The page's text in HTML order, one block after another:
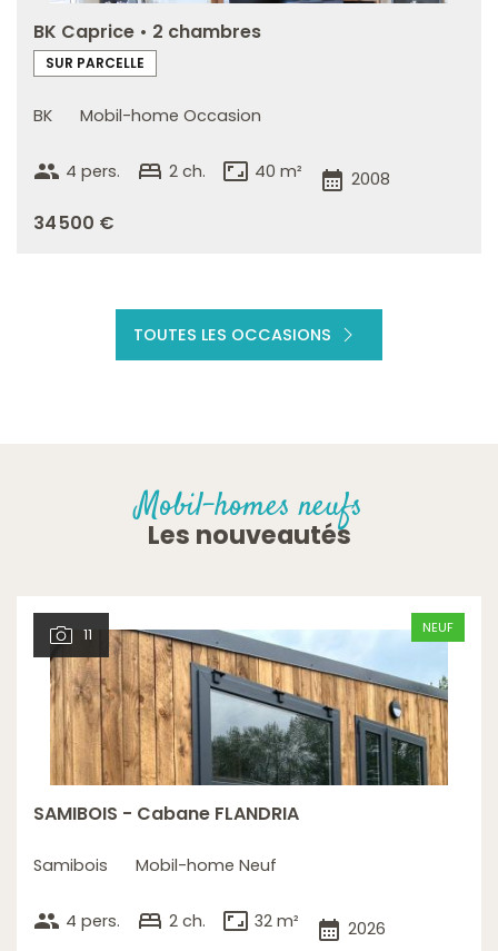
BK Caprice • 2 chambres
SUR PARCELLE
BK Mobil-home Occasion
group 4 pers. bed 2 ch. aspect_ratio 40 m² calendar_month 2008
34 500 €
TOUTES LES OCCASIONS
Mobil-homes neufs
Les nouveautés
11 NEUF
SAMIBOIS - Cabane FLANDRIA
Samibois Mobil-home Neuf
group 4 pers. bed 2 ch. aspect_ratio 32 m² calendar_month 2026